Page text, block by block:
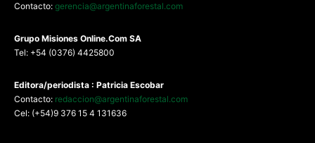
Contacto: gerencia@argentinaforestal.com
Grupo Misiones Online.Com SA
Tel: +54 (0376) 4425800
Editora/periodista : Patricia Escobar
Contacto: redaccion@argentinaforestal.com
Cel: (+54)9 376 15 4 131636